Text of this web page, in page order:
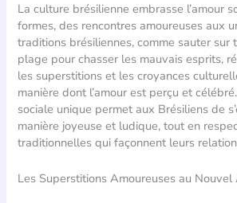
La culture brésilienne embrasse l’amour
formes, des rencontres amoureuses aux
traditions brésiliennes, comme sauter sur
plage pour chasser les mauvais esprits,
les superstitions et les croyances
manière dont l’amour est perçu et
sociale unique permet aux Brésiliens de
manière joyeuse et ludique, tout en
traditionnelles qui façonnent leurs
Les Superstitions Amoureuses au Nouvel